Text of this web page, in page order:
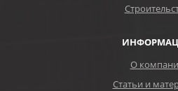
О
Статьи и